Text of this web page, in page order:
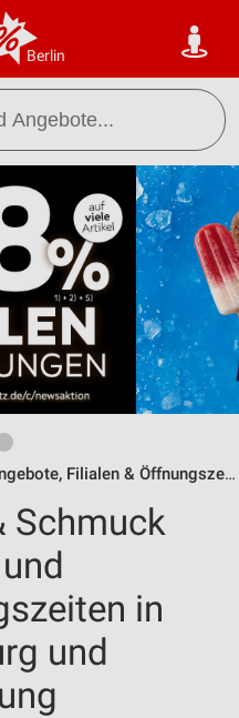
Berlin
Filialen & Öffnungszeiten
Schmuck
in
und